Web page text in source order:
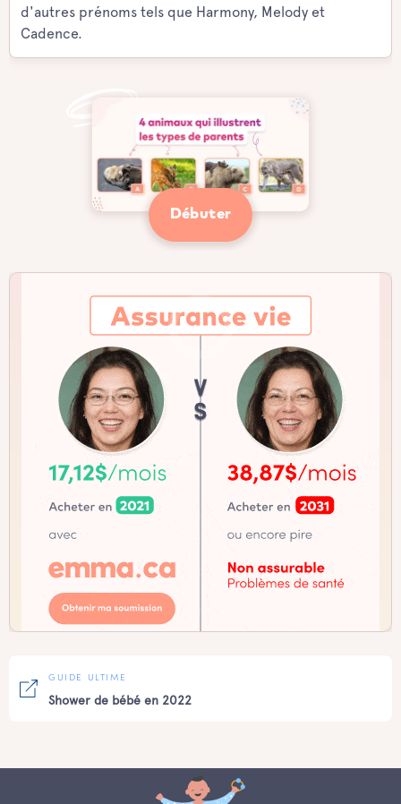
d'autres prénoms tels que Harmony, Melody et
Cadence.
Débuter
GUIDE ULTIME
Shower de bébé en 2022